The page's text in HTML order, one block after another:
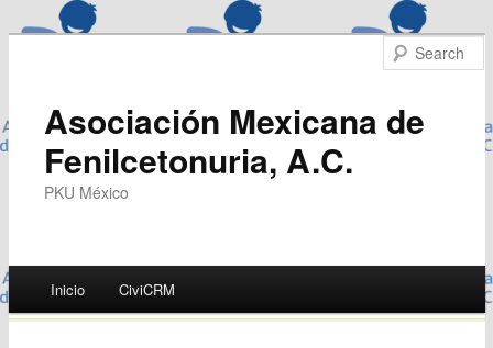
Asociación Mexicana de
Fenilcetonuria, A.C.
PKU México
Main menu
Skip
Inicio CiviCRM